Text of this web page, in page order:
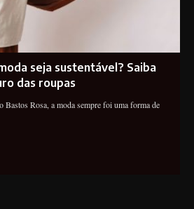
seja sustentável? Saiba
das roupas
Bastos Rosa, a moda sempre foi uma forma de